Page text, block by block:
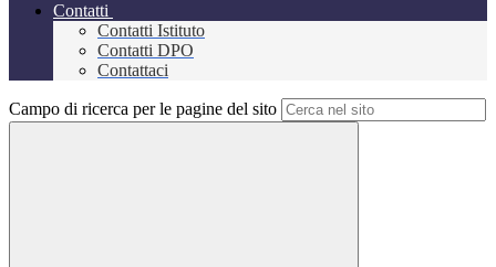
Contatti
Contatti Istituto
Contatti DPO
Contattaci
Campo di ricerca per le pagine del sito